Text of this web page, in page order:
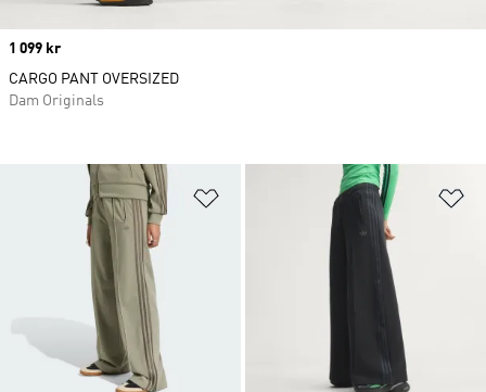
Lägg till på önskelistan
Price
1 099 kr
CARGO PANT OVERSIZED
Dam Originals